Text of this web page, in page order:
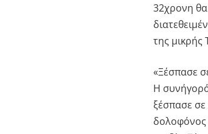
32χρονη
της μικρής
«Ξέσπασε
Η
ξέσπασε σε
δολοφόνος